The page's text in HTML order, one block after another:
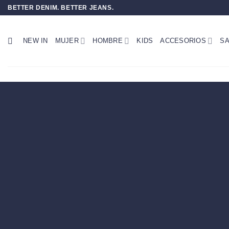
Saltar
BETTER DENIM. BETTER JEANS.
NEW IN MUJER HOMBRE KIDS ACCESORIOS